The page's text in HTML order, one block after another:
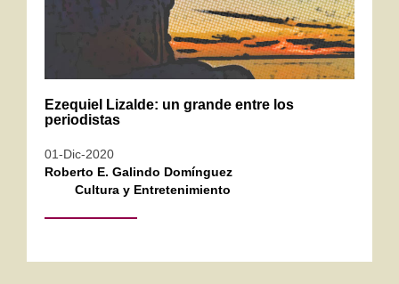
Ezequiel Lizalde: un grande entre los
periodistas
01-Dic-2020
Roberto E. Galindo Domínguez
Cultura y Entretenimiento